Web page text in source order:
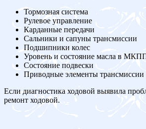
Тормозная система
Рулевое управление
Карданные передачи
Сальники и сапуны трансмиссии
Подшипники колес
Уровень и состояние масла в
Состояние подвески
Приводные элементы трансмиссии
Если диагностика ходовой выявила
ремонт ходовой.